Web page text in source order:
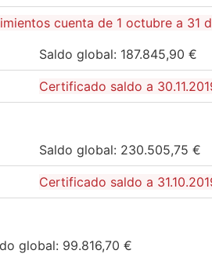
cuenta de 1 octubre a 31
Saldo global: 187.845,90 €
Certificado saldo a
Saldo global: 230.505,75 €
Certificado saldo a
global: 99.816,70 €